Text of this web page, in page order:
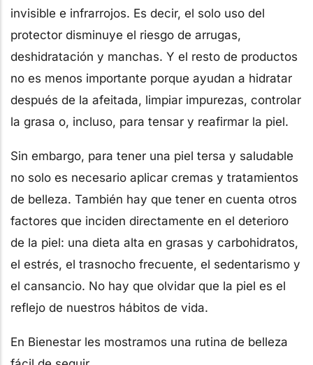
invisible e infrarrojos. Es decir, el solo uso del
protector disminuye el riesgo de arrugas,
deshidratación y manchas. Y el resto de productos
no es menos importante porque ayudan a hidratar
después de la afeitada, limpiar impurezas, controlar
la grasa o, incluso, para tensar y reafirmar la piel.
Sin embargo, para tener una piel tersa y saludable
no solo es necesario aplicar cremas y tratamientos
de belleza. También hay que tener en cuenta otros
factores que inciden directamente en el deterioro
de la piel: una dieta alta en grasas y carbohidratos,
el estrés, el trasnocho frecuente, el sedentarismo y
el cansancio. No hay que olvidar que la piel es el
reflejo de nuestros hábitos de vida.
En Bienestar les mostramos una rutina de belleza